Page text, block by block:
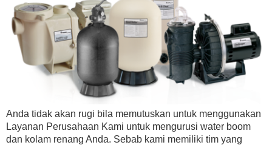
Anda tidak akan rugi bila memutuskan untuk menggunakan
Layanan Perusahaan Kami untuk mengurusi water boom
dan kolam renang Anda. Sebab kami memiliki tim yang